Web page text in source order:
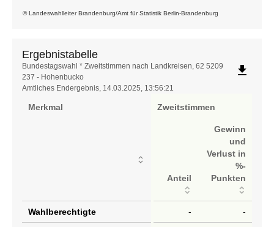
© Landeswahlleiter Brandenburg/Amt für Statistik Berlin-Brandenburg
Ergebnistabelle
Ergebnistabelle
Bundestagswahl * Zweitstimmen nach Landkreisen, 62 5209
237 - Hohenbucko
Amtliches Endergebnis, 14.03.2025, 13:56:21
file_download
Merkmal Zweitstimmen
Anteil
Gewinn
und
Verlust in
%-
Punkten
Wahlberechtigte - -